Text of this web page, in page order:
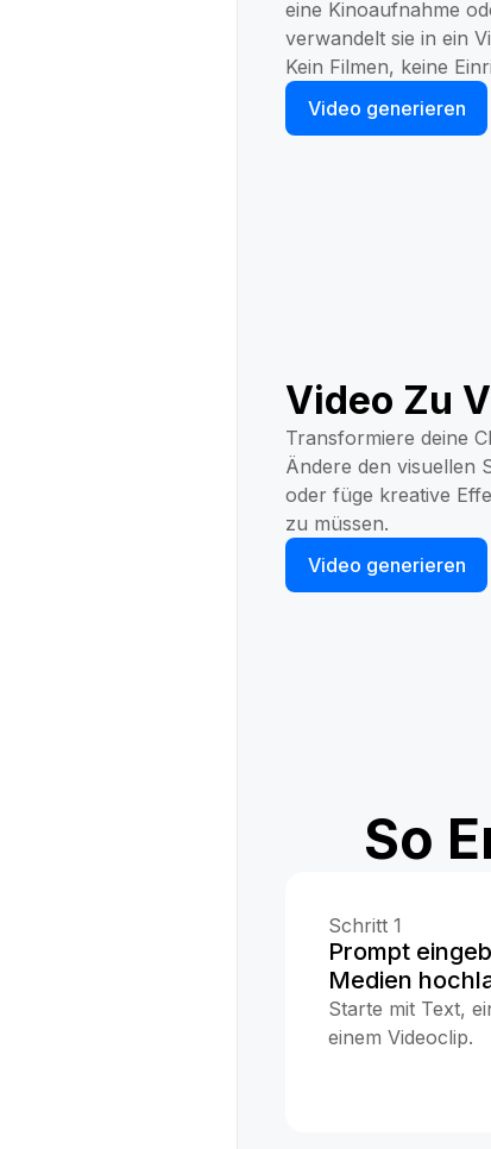
eine Kinoaufnahme
verwandelt sie in ein
Kein Filmen, keine
Video generieren
Video Zu
Transformiere deine
Ändere den visuellen
oder füge kreative
zu müssen.
Video generieren
So
Schritt 1
Prompt
Medien
Starte mit Text,
einem Videoclip.